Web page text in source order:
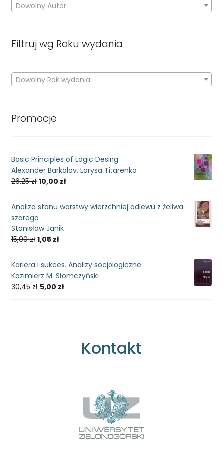
Dowolny Autor
Filtruj wg Roku wydania
Dowolny Rok wydania
Promocje
Basic Principles of Logic Desing
Alexander Barkalov, Larysa Titarenko
26,25zł 10,00 zł
Analiza stanu warstwy wierzchniej odlewu z żeliwa
szarego
Stanisław Janik
15,00zł 1,05 zł
Kariera i sukces. Analizy socjologiczne
Kazimierz M. Słomczyński
30,45zł 5,00 zł
Kontakt